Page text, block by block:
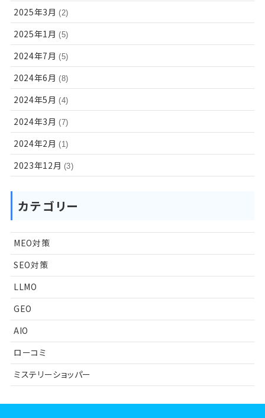
2025年3月 (2)
2025年1月 (5)
2024年7月 (5)
2024年6月 (8)
2024年5月 (4)
2024年3月 (7)
2024年2月 (1)
2023年12月 (3)
カテゴリー
MEO対策
SEO対策
LLMO
GEO
AIO
ローコミ
ミステリーショッパー